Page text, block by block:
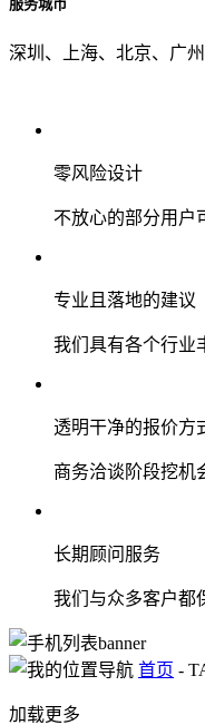
服务城市
深圳、上海、北京、广
零风险设计
不放心的部分用户
专业且落地的建议
我们具有各个行业
透明干净的报价方
商务洽谈阶段挖机
长期顾问服务
我们与众多客户都
首页 -
加载更多